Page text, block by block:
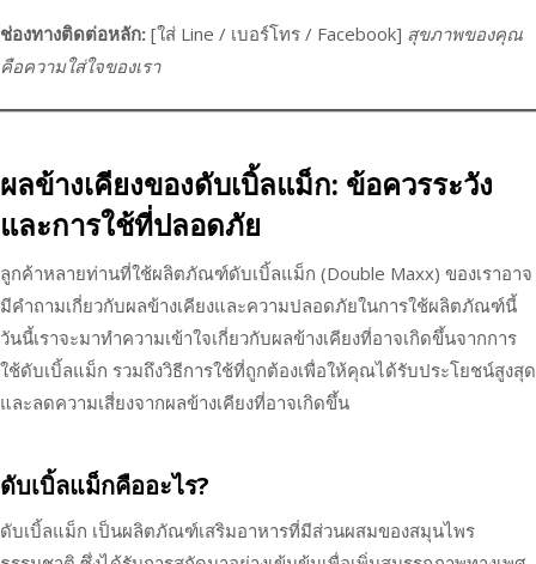
ช่องทางติดต่อหลัก: [ใส่ Line / เบอร์โทร / Facebook] สุขภาพของคุณ
คือความใส่ใจของเรา
ผลข้างเคียงของดับเบิ้ลแม็ก: ข้อควรระวัง
และการใช้ที่ปลอดภัย
ลูกค้าหลายท่านที่ใช้ผลิตภัณฑ์ดับเบิ้ลแม็ก (Double Maxx) ของเราอาจ
มีคำถามเกี่ยวกับผลข้างเคียงและความปลอดภัยในการใช้ผลิตภัณฑ์นี้
วันนี้เราจะมาทำความเข้าใจเกี่ยวกับผลข้างเคียงที่อาจเกิดขึ้นจากการ
ใช้ดับเบิ้ลแม็ก รวมถึงวิธีการใช้ที่ถูกต้องเพื่อให้คุณได้รับประโยชน์สูงสุด
และลดความเสี่ยงจากผลข้างเคียงที่อาจเกิดขึ้น
ดับเบิ้ลแม็กคืออะไร?
ดับเบิ้ลแม็ก เป็นผลิตภัณฑ์เสริมอาหารที่มีส่วนผสมของสมุนไพร